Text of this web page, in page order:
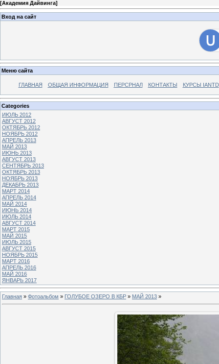
[Академия Дайвинга]
Вход на сайт
Меню сайта
ГЛАВНАЯ ОБЩАЯ ИНФОРМАЦИЯ ПЕРСРНАЛ КОНТАКТЫ КУРСЫ IANTD
Categories
ИЮЛЬ 2012
АВГУСТ 2012
ОКТЯБРЬ 2012
НОЯБРЬ 2012
АПРЕЛЬ 2013
МАЙ 2013
ИЮНЬ 2013
АВГУСТ 2013
СЕНТЯБРЬ 2013
ОКТЯБРЬ 2013
НОЯБРЬ 2013
ДЕКАБРЬ 2013
МАРТ 2014
АПРЕЛЬ 2014
МАЙ 2014
ИЮНЬ 2014
ИЮЛЬ 2014
АВГУСТ 2014
МАРТ 2015
МАЙ 2015
ИЮЛЬ 2015
АВГУСТ 2015
НОЯБРЬ 2015
МАРТ 2016
АПРЕЛЬ 2016
МАЙ 2016
ЯНВАРЬ 2017
Главная » Фотоальбом » ГОЛУБОЕ ОЗЕРО В КБР » МАЙ 2013 »